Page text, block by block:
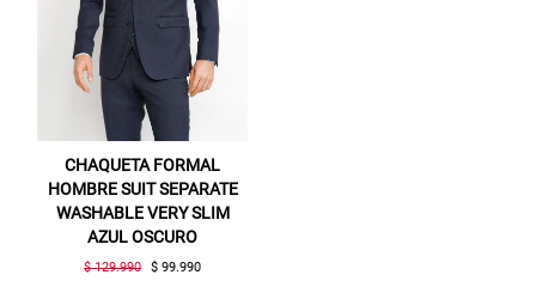
CHAQUETA FORMAL
HOMBRE SUIT SEPARATE
WASHABLE VERY SLIM
AZUL OSCURO
$ 129.990 $ 99.990